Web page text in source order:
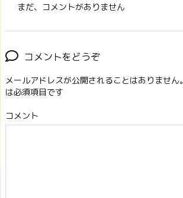
まだ、コメントがありません
コメントをどうぞ
メールアドレスが公開されることはありません。
は必須項目です
コメント